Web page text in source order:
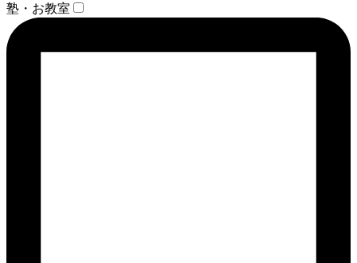
塾・お教室